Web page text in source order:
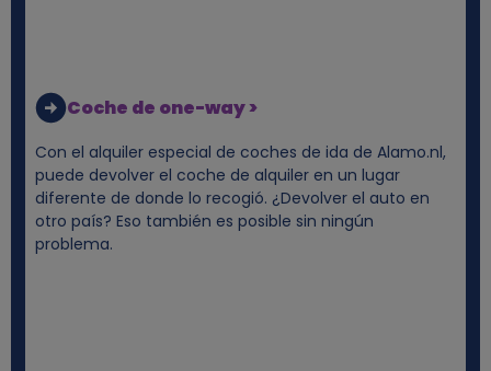
Coche de one-way >
Con el alquiler especial de coches de ida de Alamo.nl,
puede devolver el coche de alquiler en un lugar
diferente de donde lo recogió. ¿Devolver el auto en
otro país? Eso también es posible sin ningún
problema.